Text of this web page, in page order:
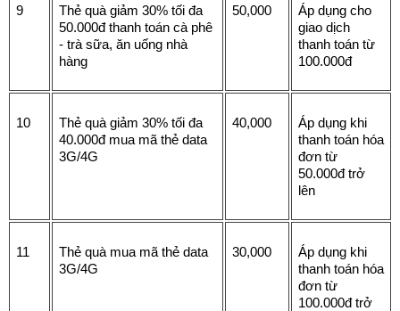
9
Thẻ quà giảm 30% tối đa
50.000đ thanh toán cà phê
- trà sữa, ăn uống nhà
hàng
50,000
Áp dụng cho
giao dịch
thanh toán từ
100.000đ
10
Thẻ quà giảm 30% tối đa
40.000đ mua mã thẻ data
3G/4G
40,000
Áp dụng khi
thanh toán hóa
đơn từ
50.000đ trở
lên
11
Thẻ quà mua mã thẻ data
3G/4G
30,000
Áp dụng khi
thanh toán hóa
đơn từ
100.000đ trở